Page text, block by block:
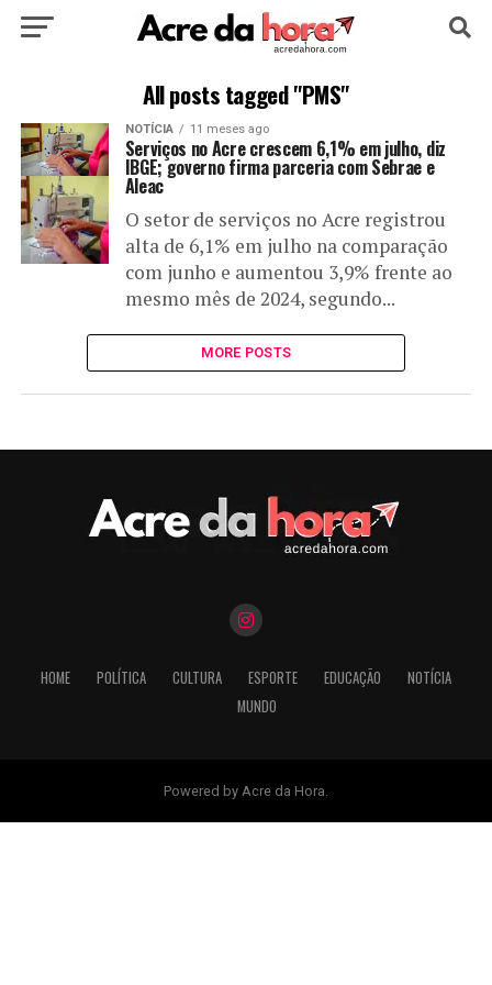
POLÍTICA CULTURA ESPORTE
EDUCAÇÃO NOTÍCIA MUNDO
All posts tagged "PMS"
NOTÍCIA 11 meses ago
Serviços no Acre crescem 6,1% em julho, diz
IBGE; governo firma parceria com Sebrae e
Aleac
O setor de serviços no Acre registrou
alta de 6,1% em julho na comparação
com junho e aumentou 3,9% frente ao
mesmo mês de 2024, segundo...
MORE POSTS
HOME POLÍTICA CULTURA ESPORTE EDUCAÇÃO
NOTÍCIA
MUNDO
Powered by Acre da Hora.